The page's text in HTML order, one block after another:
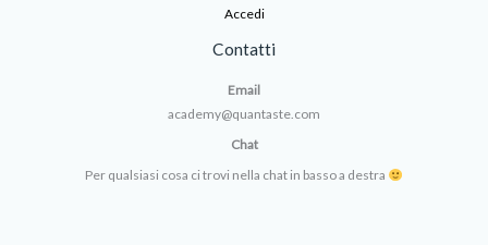
Accedi
Contatti
Email
academy@quantaste.com
Chat
Per qualsiasi cosa ci trovi nella chat in basso a destra